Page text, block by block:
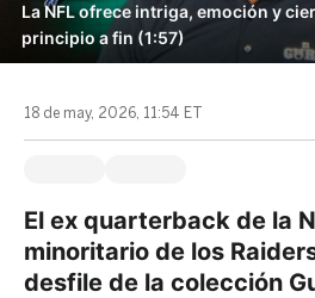
La NFL ofrece intriga, emoción y
principio a fin (1:57)
18 de may, 2026, 11:54 ET
El ex quarterback de la
minoritario de los
desfile de la colección